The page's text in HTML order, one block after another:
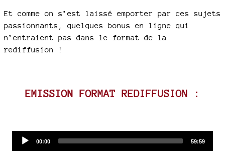
Et comme on s’est laissé emporter par ces sujets
passionnants, quelques bonus en ligne qui
n’entraient pas dans le format de la
rediffusion !
EMISSION FORMAT REDIFFUSION :
Audio
Current
00:00
Total
59:59